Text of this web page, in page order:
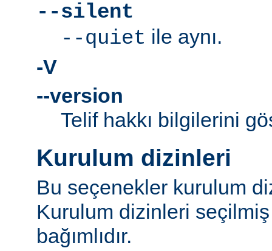
--silent
--quiet ile aynı.
-V
--version
Telif hakkı bilgilerini
Kurulum dizinleri
Bu seçenekler kurulum
Kurulum dizinleri
bağımlıdır.